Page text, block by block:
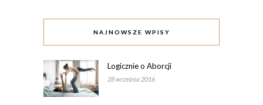
NAJNOWSZE WPISY
Logicznie o Aborcji
28 września 2016